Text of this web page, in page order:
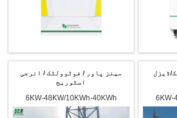
ڈیزل
6KW-
مینز پاور / فوٹوولٹک / انرجی
اسٹوریج
6KW-48KW/10KWh-40KWh